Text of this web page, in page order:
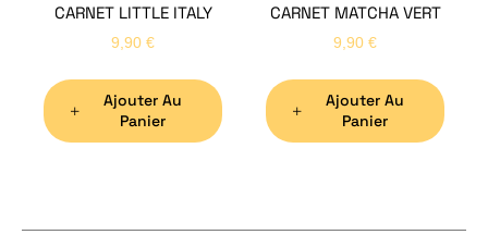
CARNET LITTLE ITALY
9,90 €
Ajouter Au
Panier
CARNET MATCHA VERT
9,90 €
Ajouter Au
Panier